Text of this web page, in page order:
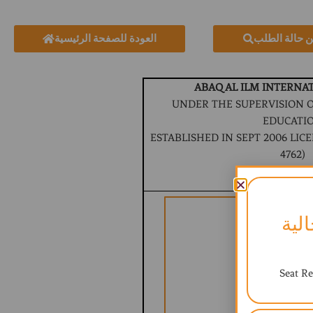
العودة للصفحة الرئيسية حالة الطلب
ABAQ AL ILM
UNDER THE SUPERVISION
ESTABLISHED IN SEPT 2006
4762)
BRITISH